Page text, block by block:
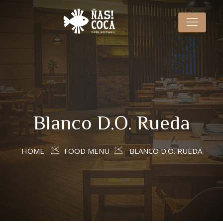
Blanco D.O. Rueda
HOME FOOD MENU BLANCO D.O. RUEDA